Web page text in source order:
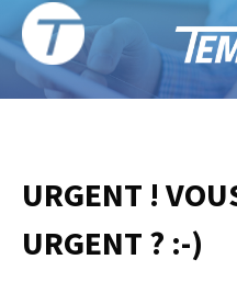
URGENT !
URGENT ? :-)